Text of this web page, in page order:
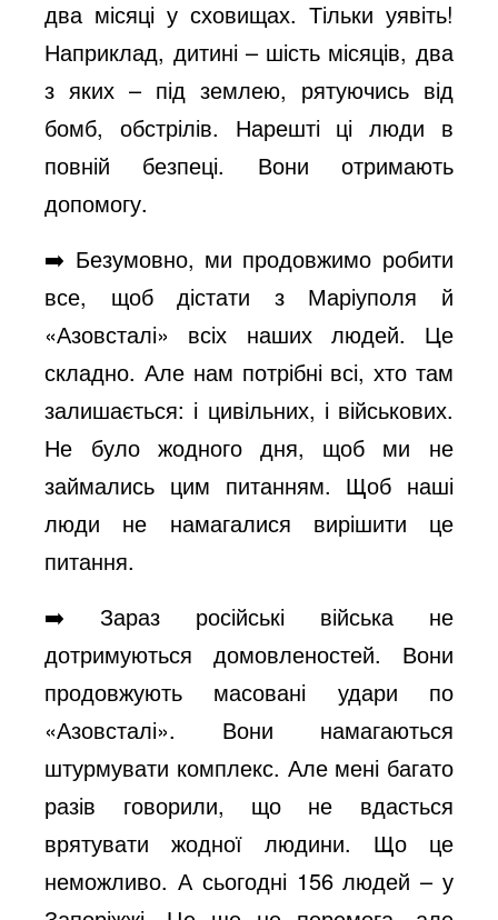
два місяці у сховищах. Тільки уявіть!
Наприклад, дитині – шість місяців, два
з яких – під землею, рятуючись від
бомб, обстрілів. Нарешті ці люди в
повній безпеці. Вони отримають
допомогу.
➡️ Безумовно, ми продовжимо робити
все, щоб дістати з Маріуполя й
«Азовсталі» всіх наших людей. Це
складно. Але нам потрібні всі, хто там
залишається: і цивільних, і військових.
Не було жодного дня, щоб ми не
займались цим питанням. Щоб наші
люди не намагалися вирішити це
питання.
➡️ Зараз російські війська не
дотримуються домовленостей. Вони
продовжують масовані удари по
«Азовсталі». Вони намагаються
штурмувати комплекс. Але мені багато
разів говорили, що не вдасться
врятувати жодної людини. Що це
неможливо. А сьогодні 156 людей – у